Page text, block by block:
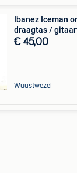
Ibanez Iceman
draagtas /
€ 45,00
Wuustwezel